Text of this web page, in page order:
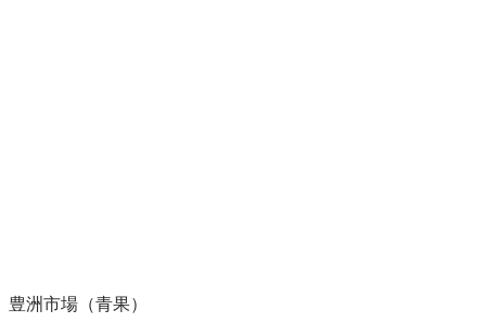
豊洲市場（青果）